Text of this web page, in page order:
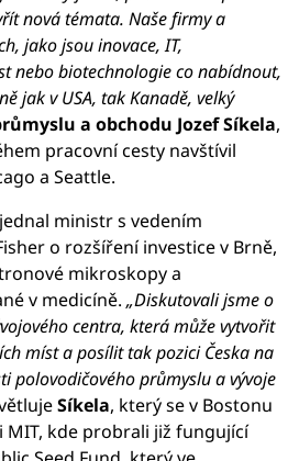
nová témata. Naše firmy a
jako jsou inovace, IT,
nebo biotechnologie co nabídnout,
jak v USA, tak Kanadě, velký
a obchodu Jozef Síkela,
pracovní cesty navštívil
a Seattle.
ministr s vedením
o rozšíření investice v Brně,
mikroskopy a
v medicíně. „Diskutovali jsme o
centra, která může vytvořit
míst a posílit tak pozici Česka na
polovodičového průmyslu a vývoje
Síkela, který se v Bostonu
MIT, kde probrali již fungující